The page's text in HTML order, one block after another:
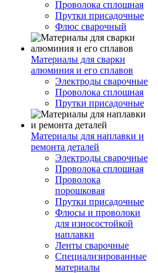
Проволока сплошная
Прутки присадочные
Флюс сварочный
Материалы для сварки
алюминия и его сплавов
Электроды сварочные
Проволока сплошная
Прутки присадочные
Материалы для наплавки и
ремонта деталей
Электроды сварочные
Проволока сплошная
Проволока
порошковая
Прутки присадочные
Флюсы и проволоки
для износостойкой
наплавки
Ленты сварочные
Специализированные
материалы